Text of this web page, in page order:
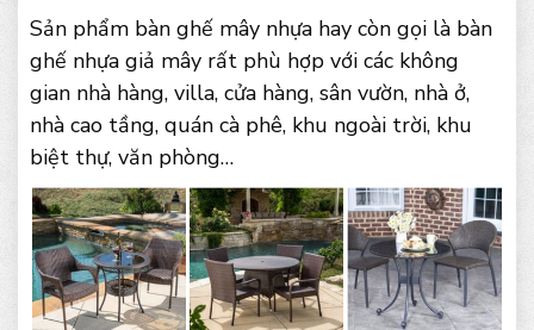
Sản phẩm bàn ghế mây nhựa hay còn gọi là bàn
ghế nhựa giả mây rất phù hợp với các không
gian nhà hàng, villa, cửa hàng, sân vườn, nhà ở,
nhà cao tầng, quán cà phê, khu ngoài trời, khu
biệt thự, văn phòng…